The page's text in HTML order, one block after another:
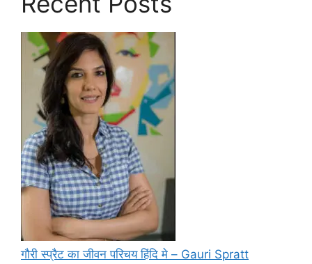
गौरी स्प्रैट का जीवन परिचय हिंदि मे – Gauri Spratt